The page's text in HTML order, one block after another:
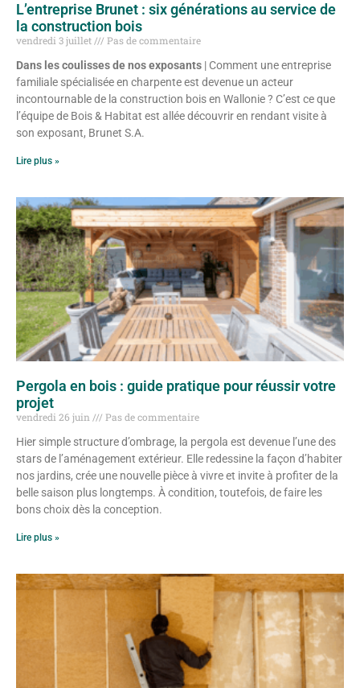
L’entreprise Brunet : six générations au service de
la construction bois
vendredi 3 juillet
Pas de commentaire
Dans les coulisses de nos exposants | Comment une entreprise
familiale spécialisée en charpente est devenue un acteur
incontournable de la construction bois en Wallonie ? C’est ce que
l’équipe de Bois & Habitat est allée découvrir en rendant visite à
son exposant, Brunet S.A.
Lire plus »
Pergola en bois : guide pratique pour réussir votre
projet
vendredi 26 juin
Pas de commentaire
Hier simple structure d’ombrage, la pergola est devenue l’une des
stars de l’aménagement extérieur. Elle redessine la façon d’habiter
nos jardins, crée une nouvelle pièce à vivre et invite à profiter de la
belle saison plus longtemps. À condition, toutefois, de faire les
bons choix dès la conception.
Lire plus »